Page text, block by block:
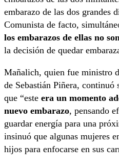
embarazo de las dos grandes
Comunista de facto,
los embarazos de ellas no
la decisión de quedar
Mañalich, quien fue ministro
de Sebastián Piñera, continuó
que “este era un momento
nuevo embarazo, pensando
guardar energía para una
insinuó que algunas mujeres
hijos para enfocarse en sus